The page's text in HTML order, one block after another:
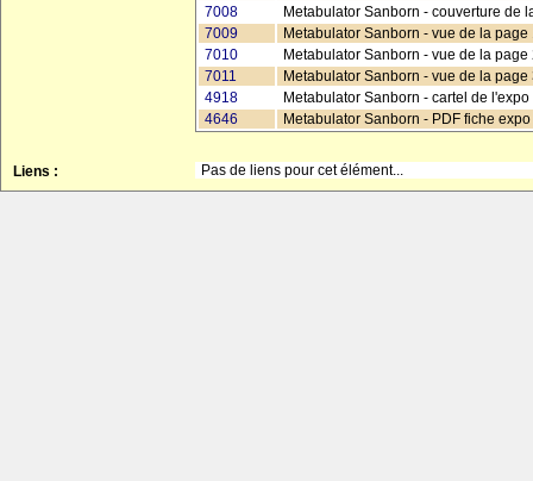
7008
Metabulator Sanborn - couverture de
7009
Metabulator Sanborn - vue de la
7010
Metabulator Sanborn - vue de la
7011
Metabulator Sanborn - vue de la
4918
Metabulator Sanborn - cartel de
4646
Metabulator Sanborn - PDF fiche
Liens : Pas de liens pour cet élément...